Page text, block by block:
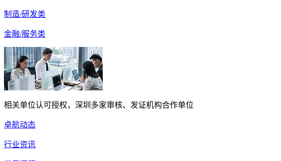
制造/研发类
金融/服务类
相关单位认可授权，深圳多家审核、发证机构合作单位
卓航动态
行业资讯